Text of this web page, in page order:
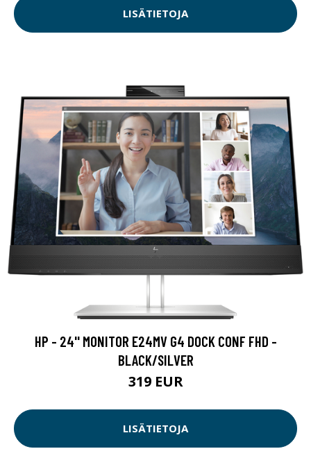
LISÄTIETOJA
HP - 24'' MONITOR E24MV G4 DOCK CONF FHD -
BLACK/SILVER
319 EUR
LISÄTIETOJA